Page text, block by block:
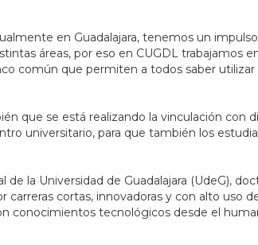
en Guadalajara, tenemos un
áreas, por eso en CUGDL trabajamos
común que permiten a todos saber
que se está realizando la vinculación con
universitario, para que también los
de la Universidad de Guadalajara (UdeG),
carreras cortas, innovadoras y con alto
conocimientos tecnológicos desde el